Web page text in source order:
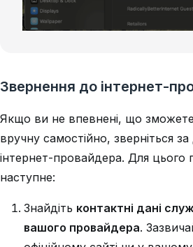
Звернення до інтернет-
Якщо ви не впевнені, що
вручну самостійно, зверніться
інтернет-провайдера. Для цього
наступне:
Знайдіть контактні дані
вашого провайдера.